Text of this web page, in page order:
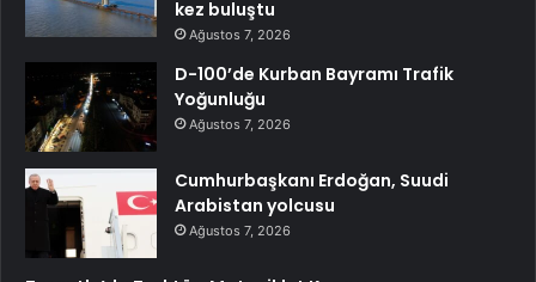
kez buluştu
Ağustos 7, 2026
D-100’de Kurban Bayramı Trafik
Yoğunluğu
Ağustos 7, 2026
Cumhurbaşkanı Erdoğan, Suudi
Arabistan yolcusu
Ağustos 7, 2026